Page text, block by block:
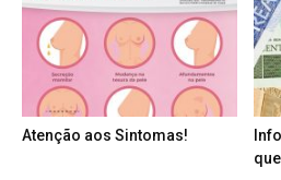
Atenção aos Sintomas!